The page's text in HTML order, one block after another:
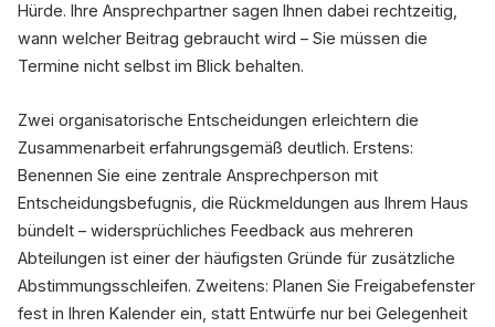
Hürde. Ihre Ansprechpartner sagen Ihnen dabei rechtzeitig,
wann welcher Beitrag gebraucht wird – Sie müssen die
Termine nicht selbst im Blick behalten.
Zwei organisatorische Entscheidungen erleichtern die
Zusammenarbeit erfahrungsgemäß deutlich. Erstens:
Benennen Sie eine zentrale Ansprechperson mit
Entscheidungsbefugnis, die Rückmeldungen aus Ihrem Haus
bündelt – widersprüchliches Feedback aus mehreren
Abteilungen ist einer der häufigsten Gründe für zusätzliche
Abstimmungsschleifen. Zweitens: Planen Sie Freigabefenster
fest in Ihren Kalender ein, statt Entwürfe nur bei Gelegenheit